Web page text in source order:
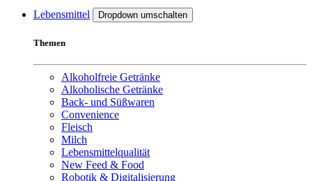
Lebensmittel Dropdown umschalten
Themen
Alkoholfreie Getränke
Alkoholische Getränke
Back- und Süßwaren
Convenience
Fleisch
Milch
Lebensmittelqualität
New Feed & Food
Robotik & Digitalisierung